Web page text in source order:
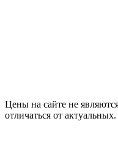
Цены на сайте не
отличаться от актуальных.